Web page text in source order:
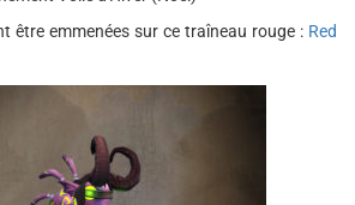
être emmenées sur ce traîneau rouge : Red